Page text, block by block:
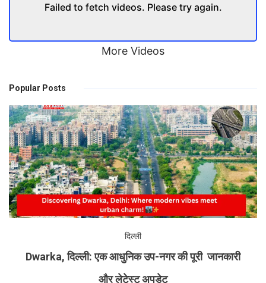
Failed to fetch videos. Please try again.
More Videos
Popular Posts
दिल्ली
Dwarka, दिल्ली: एक आधुनिक उप-नगर की पूरी जानकारी
और लेटेस्ट अपडेट